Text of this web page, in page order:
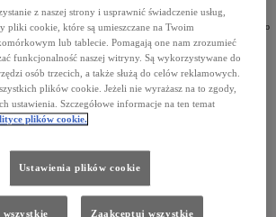
technologii wodorowych. Pierwszy produkowany seryjnie model
– w ofercie koncernu pojawił się już w 2014 roku, a obecnie
tego samochodu. Marka opracowała również prototyp legendarnego
Moduły wodorowych ogniw paliwowych można też już znaleźć
oraz w generatorach prądu. Koncern testuje również zastosowanie
silników spalinowych.
z naszej strony i usprawnić świadczenie usług,
pliki cookie, które są umieszczane na Twoim
lub tablecie. Pomagają one nam zrozumieć
funkcjonalność naszej witryny. Są wykorzystywane do
osób trzecich, a także służą do celów reklamowych.
plików cookie. Jeżeli nie wyrażasz na to zgody,
ustawienia. Szczegółowe informacje na ten temat
plików cookie.
Ustawienia plików cookie
Zaakceptuj wszystkie